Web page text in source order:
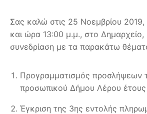
Σας καλώ στις 25 Νοεμβρίου
και ώρα 13:00 μ.μ., στο Δημαρχείο,
συνεδρίαση με τα παρακάτω
Προγραμματισμός προσλήψεων
προσωπικού Δήμου Λέρου
Έγκριση της 3ης εντολής